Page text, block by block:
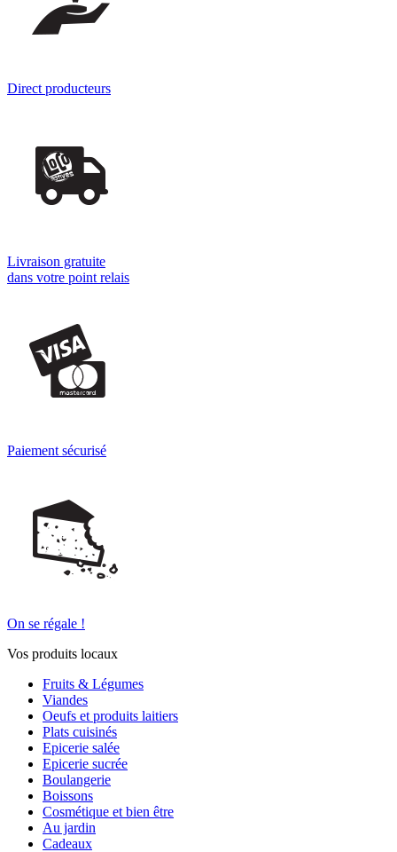
Direct producteurs
Livraison gratuite
dans votre point relais
Paiement sécurisé
On se régale !
Vos produits locaux
Fruits & Légumes
Viandes
Oeufs et produits laitiers
Plats cuisinés
Epicerie salée
Epicerie sucrée
Boulangerie
Boissons
Cosmétique et bien être
Au jardin
Cadeaux